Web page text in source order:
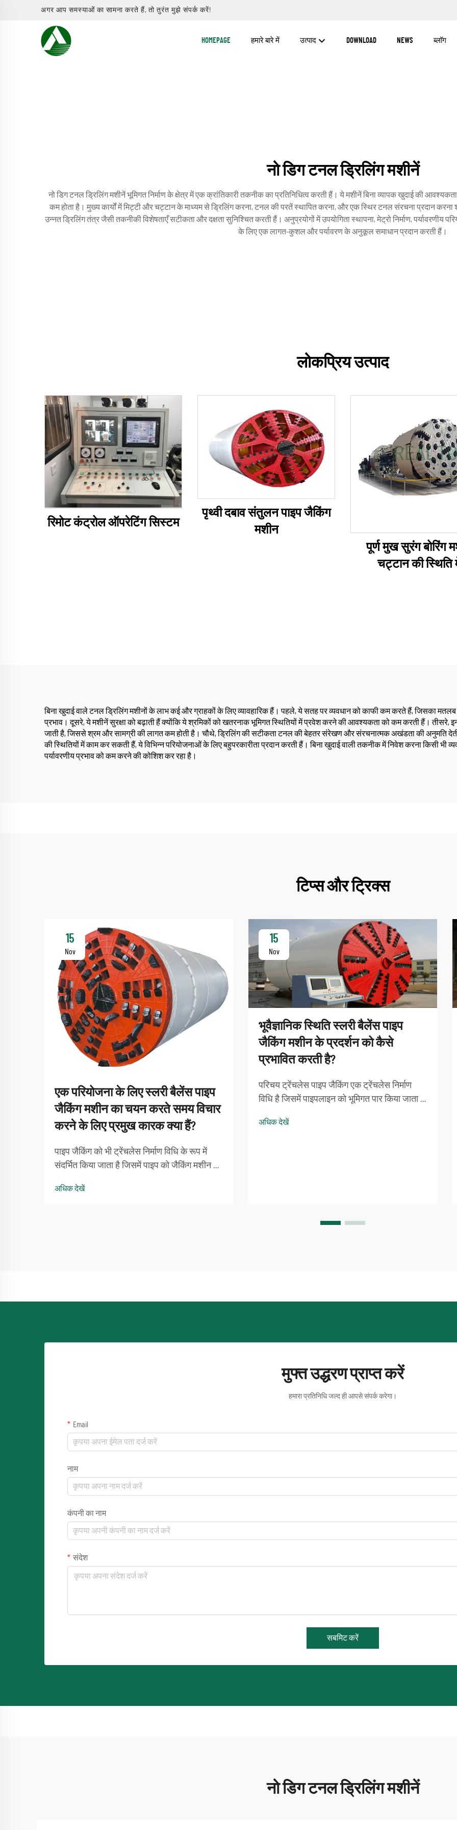
अगर आप समस्याओं का सामना करते हैं, तो तुरंत मुझे संपर्क करें!
HOMEPAGE हमारे बारे में उत्पाद DOWNLOAD NEWS ब्लॉग
नो डिग टनल ड्रिलिंग मशीनें
नो डिग टनल ड्रिलिंग मशीनें भूमिगत निर्माण के क्षेत्र में एक क्रांतिकारी तकनीक का प्रतिनिधित्व करती हैं। ये मशीनें बिना व्यापक खुदाई की
कम होता है। मुख्य कार्यों में मिट्टी और चट्टान के माध्यम से ड्रिलिंग करना, टनल की परतें स्थापित करना, और एक स्थिर टनल संरचना प्रदान करना
उन्नत ड्रिलिंग तंत्र जैसी तकनीकी विशेषताएँ सटीकता और दक्षता सुनिश्चित करती हैं। अनुप्रयोगों में उपयोगिता स्थापना, मेट्रो निर्माण, पर्यावरणीय
के लिए एक लागत-कुशल और पर्यावरण के अनुकूल समाधान प्रदान करती हैं।
लोकप्रिय उत्पाद
रिमोट कंट्रोल ऑपरेटिंग सिस्टम
पृथ्वी दबाव संतुलन पाइप जैकिंग
मशीन
पूर्ण मुख सुरंग बोरिंग
चट्टान की स्थिति
बिना खुदाई वाले टनल ड्रिलिंग मशीनों के लाभ कई और ग्राहकों के लिए व्यावहारिक हैं। पहले, ये सतह पर व्यवधान को काफी कम करते हैं, जिसका मतलब है
प्रभाव। दूसरे, ये मशीनें सुरक्षा को बढ़ाती हैं क्योंकि ये श्रमिकों को खतरनाक भूमिगत स्थितियों में प्रवेश करने की आवश्यकता को कम करती हैं। तीसरे,
जाती है, जिससे श्रम और सामग्री की लागत कम होती है। चौथे, ड्रिलिंग की सटीकता टनल की बेहतर संरेखण और संरचनात्मक अखंडता की अनुमति
की स्थितियों में काम कर सकती हैं, ये विभिन्न परियोजनाओं के लिए बहुपरकारीता प्रदान करती हैं। बिना खुदाई वाली तकनीक में निवेश करना किसी भी
पर्यावरणीय प्रभाव को कम करने की कोशिश कर रहा है।
टिप्स और ट्रिक्स
15
Nov
एक परियोजना के लिए स्लरी बैलेंस पाइप
जैकिंग मशीन का चयन करते समय विचार
करने के लिए प्रमुख कारक क्या हैं?
पाइप जैकिंग को भी ट्रेंचलेस निर्माण विधि के रूप में
संदर्भित किया जाता है जिसमें पाइप को जैकिंग मशीन की
बैलेंस पाइप जैकिंग मशीन स्विवल विशेष रूप से जटिल
अधिक देखें
15
Nov
भूवैज्ञानिक स्थिति स्लरी बैलेंस पाइप
जैकिंग मशीन के प्रदर्शन को कैसे
प्रभावित करती है?
परिचय ट्रेंचलेस पाइप जैकिंग एक ट्रेंचलेस निर्माण
विधि है जिसमें पाइपलाइन को भूमिगत पार किया जाता है
मशीन में इसके सफल संचालन के लिए महत्वपूर्ण है। ये
अधिक देखें
मुफ्त उद्धरण प्राप्त करें
हमारा प्रतिनिधि जल्द ही आपसे संपर्क करेगा।
Email
नाम
कंपनी का नाम
संदेश
सबमिट करें
नो डिग टनल ड्रिलिंग मशीनें